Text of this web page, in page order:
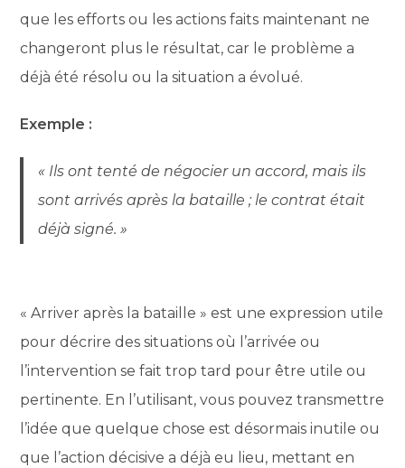
que les efforts ou les actions faits maintenant ne
changeront plus le résultat, car le problème a
déjà été résolu ou la situation a évolué.
Exemple :
« Ils ont tenté de négocier un accord, mais ils
sont arrivés après la bataille ; le contrat était
déjà signé. »
« Arriver après la bataille » est une expression utile
pour décrire des situations où l’arrivée ou
l’intervention se fait trop tard pour être utile ou
pertinente. En l’utilisant, vous pouvez transmettre
l’idée que quelque chose est désormais inutile ou
que l’action décisive a déjà eu lieu, mettant en